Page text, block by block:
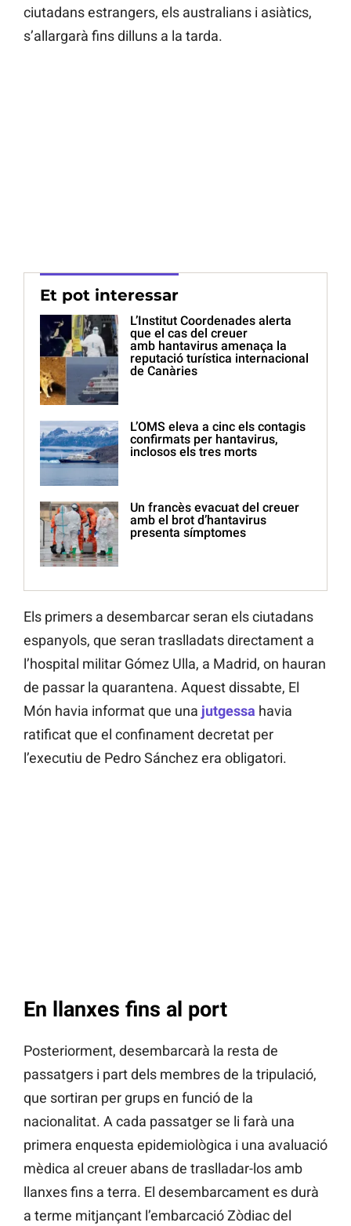
ciutadans estrangers, els australians i asiàtics,
s’allargarà fins dilluns a la tarda.
Et pot interessar
L’Institut Coordenades alerta
que el cas del creuer
amb hantavirus amenaça la
reputació turística internacional
de Canàries
L’OMS eleva a cinc els contagis
confirmats per hantavirus,
inclosos els tres morts
Un francès evacuat del creuer
amb el brot d’hantavirus
presenta símptomes
Els primers a desembarcar seran els ciutadans
espanyols, que seran traslladats directament a
l’hospital militar Gómez Ulla, a Madrid, on hauran
de passar la quarantena. Aquest dissabte, El
Món havia informat que una jutgessa havia
ratificat que el confinament decretat per
l’executiu de Pedro Sánchez era obligatori.
En llanxes fins al port
Posteriorment, desembarcarà la resta de
passatgers i part dels membres de la tripulació,
que sortiran per grups en funció de la
nacionalitat. A cada passatger se li farà una
primera enquesta epidemiològica i una avaluació
mèdica al creuer abans de traslladar-los amb
llanxes fins a terra. El desembarcament es durà
a terme mitjançant l’embarcació Zòdiac del